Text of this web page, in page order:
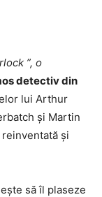
”, o
detectiv din
lui Arthur
și Martin
și
să îl plaseze